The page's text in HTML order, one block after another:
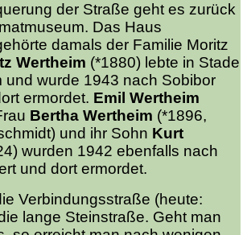
der Straße geht es zurück
Das Haus
damals der Familie Moritz
Wertheim (*1880) lebte in Stade
und wurde 1943 nach Sobibor
ermordet. Emil Wertheim
Bertha Wertheim (*1896,
und ihr Sohn Kurt
wurden 1942 ebenfalls nach
und dort ermordet.
Verbindungsstraße (heute:
lange Steinstraße. Geht man